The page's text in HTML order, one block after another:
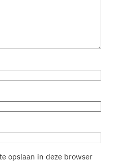
opslaan in deze browser